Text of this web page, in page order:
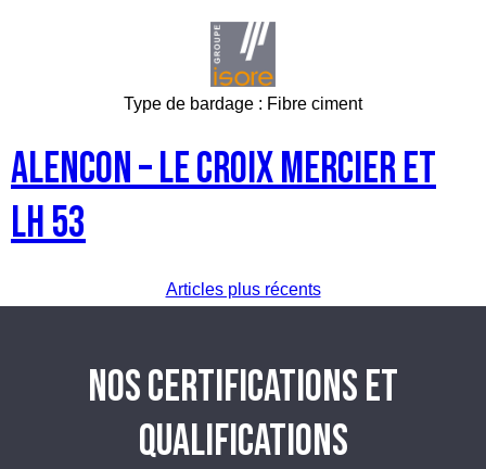
Type de bardage : Fibre ciment
ALENCON – Le Croix mercier et
LH 53
Navigation
articles
Articles plus récents
NOS CERTIFICATIONS ET
QUALIFICATIONS